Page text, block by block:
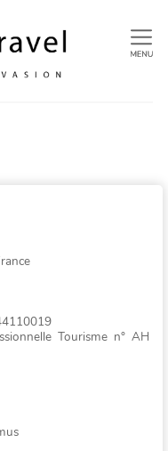
Tourisme n° AH